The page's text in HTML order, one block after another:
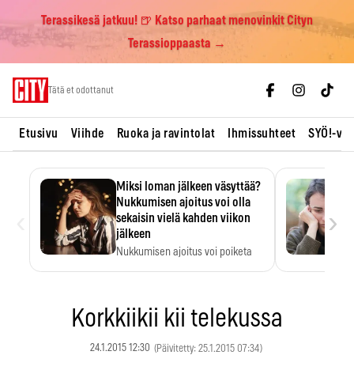
Terassikesä jatkuu! 🍺 Katso parhaat menovinkit Cityn
Terassioppaasta →
Tätä et odottanut
Etusivu Viihde Ruoka ja ravintolat Ihmissuhteet SYÖ!-
Miksi loman jälkeen väsyttää?
Nukkumisen ajoitus voi olla
sekaisin vielä kahden viikon
jälkeen
Nukkumisen ajoitus voi poiketa
›
Korkkiikii kii telekussa
24.1.2015 12:30 (Päivitetty: 25.1.2015 07:34)